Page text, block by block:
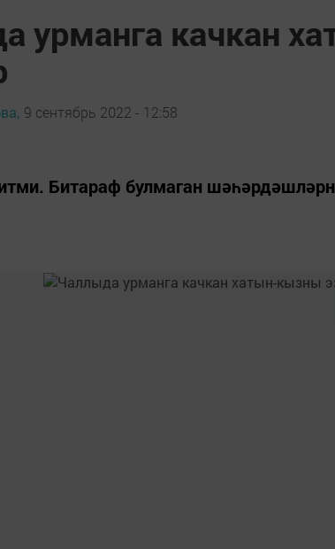
урманга качкан
9 сентябрь 2022 - 12:58
Битараф булмаган